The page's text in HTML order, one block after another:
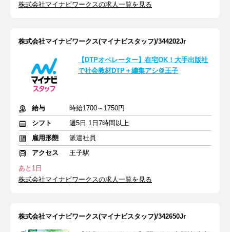
株式会社マイナビワークスの求人一覧を見る
株式会社マイナビワークス(マイナビスタッフ)/344202Jr
【DTPオペレーター】在宅OK！大手出版社
で社会教材DTP＋編集アシ＠王子
給与
時給1700～1750円
シフト
週5日 1日7時間以上
雇用形態
派遣社員
アクセス
王子駅
あと1日
株式会社マイナビワークスの求人一覧を見る
株式会社マイナビワークス(マイナビスタッフ)/342650Jr